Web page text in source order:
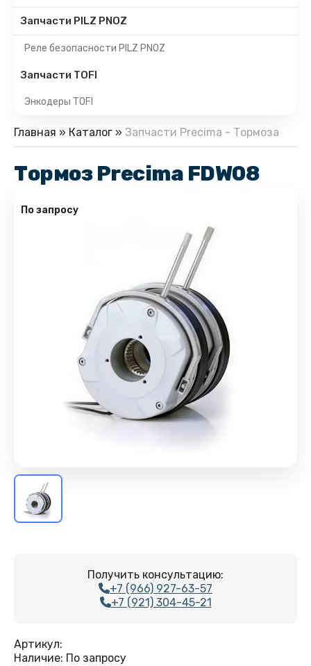
Запчасти PILZ PNOZ
Реле безопасности PILZ PNOZ
Запчасти TOFI
Энкодеры TOFI
Главная » Каталог » Запчасти Precima - Тормоза
Тормоз Precima FDW08
По запросу
Получить консультацию:
+7 (966) 927-63-57
+7 (921) 304-45-21
Артикул:
Наличие: По запросу